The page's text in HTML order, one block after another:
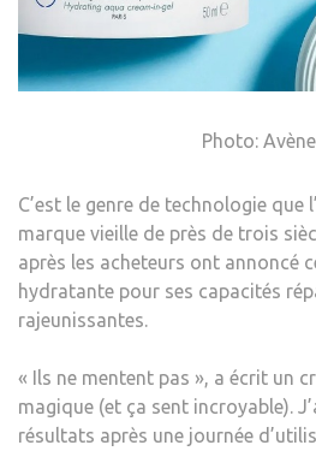
Photo:
C’est le genre de technologie que
marque vieille de près de trois
après les acheteurs ont annoncé
hydratante pour ses capacités
rajeunissantes.
« Ils ne mentent pas », a écrit un
magique (et ça sent incroyable).
résultats après une journée